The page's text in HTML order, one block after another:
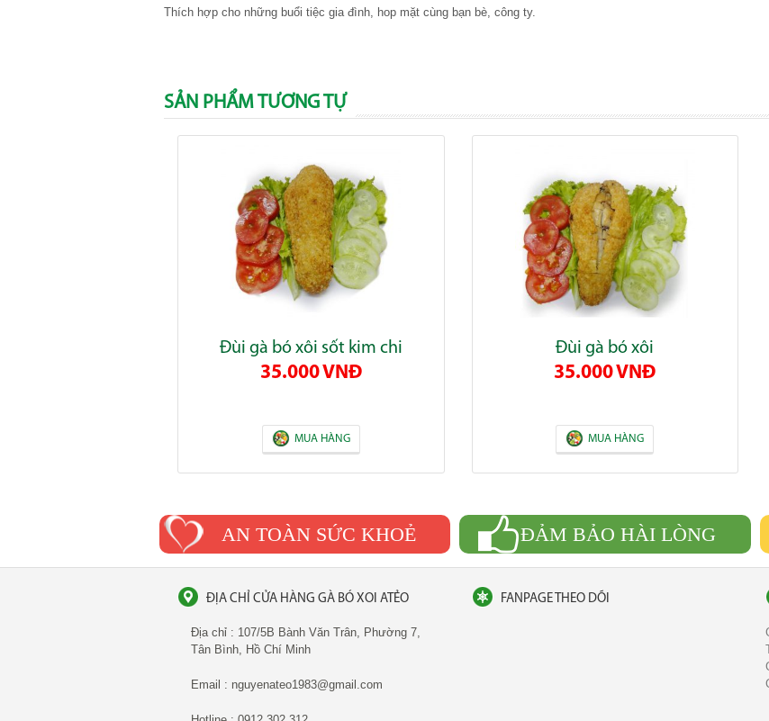
Thích hợp cho những buổi tiệc gia đình, hop mặt cùng bạn bè, công ty.
SẢN PHẨM TƯƠNG TỰ
Đùi gà bó xôi sốt kim chi
35.000 VNĐ
MUA HÀNG
Đùi gà bó xôi
35.000 VNĐ
MUA HÀNG
AN TOÀN SỨC KHOẺ ĐẢM BẢO HÀI LÒNG
ĐỊA CHỈ CỬA HÀNG GÀ BÓ XOI ATẺO
Địa chỉ : 107/5B Bành Văn Trân, Phường 7,
Tân Bình, Hồ Chí Minh
Email : nguyenateo1983@gmail.com
FANPAGE THEO DÕI